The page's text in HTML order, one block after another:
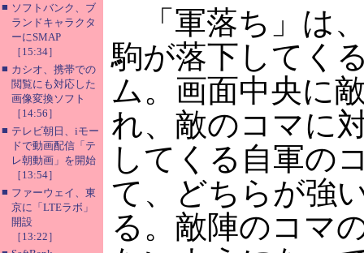
■ ソフトバンク、ブ
ランドキャラクタ
ーにSMAP
［15:34］
■ カシオ、携帯での
閲覧にも対応した
画像変換ソフト
［14:56］
■ テレビ朝日、iモー
ドで動画配信「テ
レ朝動画」を開始
［13:54］
■ ファーウェイ、東
京に「LTEラボ」
開設
［13:22］
「軍落ち」は
駒が落下してく
ム。画面中央に
れ、敵のコマに
してくる自軍の
て、どちらが強
る。敵陣のコマ